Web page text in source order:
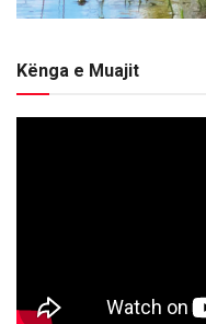
Kënga e Muajit